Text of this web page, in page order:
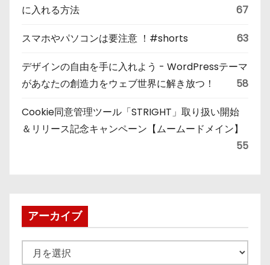
に入れる方法
67
スマホやパソコンは要注意 ！#shorts 63
デザインの自由を手に入れよう - WordPressテーマ
があなたの創造力をウェブ世界に解き放つ！
58
Cookie同意管理ツール「STRIGHT」取り扱い開始
＆リリース記念キャンペーン【ムームードメイン】
55
アーカイブ